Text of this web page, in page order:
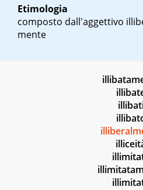
Etimologia
composto dall'aggettivo
mente